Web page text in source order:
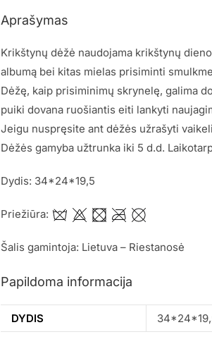
Aprašymas
Krikštynų dėžė naudojama krikštynų
albumą bei kitas mielas prisiminti
Dėžę, kaip prisiminimų skrynelę, galima
puiki dovana ruošiantis eiti lankyti
Jeigu nuspręsite ant dėžės užrašyti
Dėžės gamyba užtrunka iki 5 d.d.
Dydis: 34*24*19,5
Priežiūra:
Šalis gamintoja: Lietuva – Riestanosė
Papildoma informacija
DYDIS